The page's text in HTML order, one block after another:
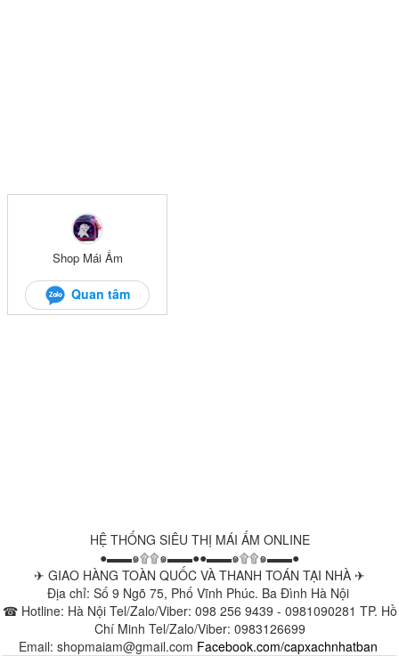
HỆ THỐNG SIÊU THỊ MÁI ẤM ONLINE
●▬▬๑۩۩๑▬▬●●▬▬๑۩۩๑▬▬●
✈ GIAO HÀNG TOÀN QUỐC VÀ THANH TOÁN TẠI NHÀ ✈
Địa chỉ: Số 9 Ngõ 75, Phố Vĩnh Phúc. Ba Đình Hà Nội
☎ Hotline: Hà Nội Tel/Zalo/Viber: 098 256 9439 - 0981090281 TP. Hồ
Chí Minh Tel/Zalo/Viber: 0983126699
Email: shopmaiam@gmail.com Facebook.com/capxachnhatban